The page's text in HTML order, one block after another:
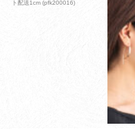
ト配送1cm (pfk200016)